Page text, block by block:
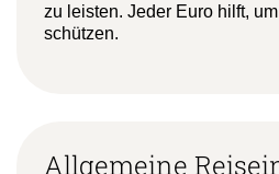
zu leisten. Jeder Euro hilft,
schützen.
Allgemeine